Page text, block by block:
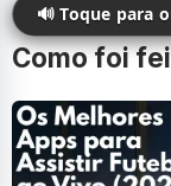
🔊 Toque para
Como foi